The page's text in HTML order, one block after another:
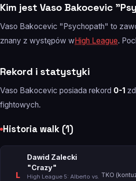
Kim jest Vaso Bakocevic
Vaso Bakocevic "Psychopath" to
znany z występów wHigh League.
Rekord i statystyki
Vaso Bakocevic posiada rekord 0-1
fightowych.
Historia walk (1)
L
Dawid Zalecki
"Crazy"
High League 5: Alberto vs. TKO